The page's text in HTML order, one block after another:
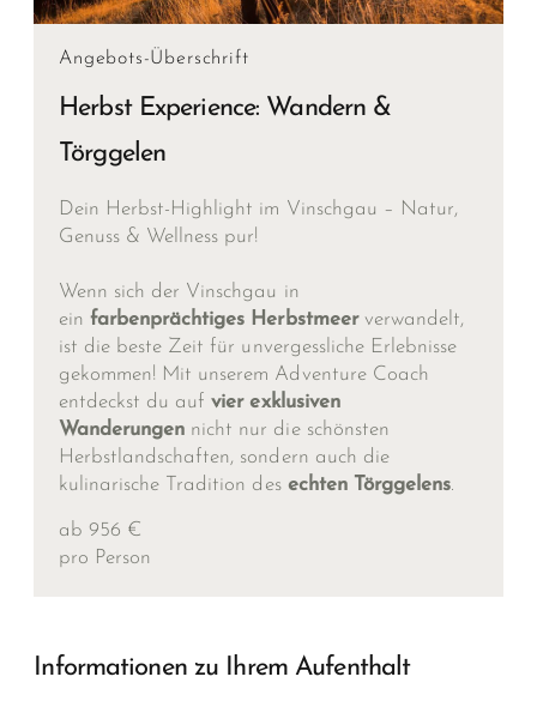
Angebots-Überschrift
Herbst Experience: Wandern &
Törggelen
Dein Herbst-Highlight im Vinschgau – Natur,
Genuss & Wellness pur!
Wenn sich der Vinschgau in
einfarbenprächtiges Herbstmeerverwandelt,
ist die beste Zeit für unvergessliche Erlebnisse
gekommen! Mit unserem Adventure Coach
entdeckst du aufvier exklusiven
Wanderungen nicht nur die schönsten
Herbstlandschaften, sondern auch die
kulinarische Tradition des echten Törggelens.
ab 956 €
pro Person
Informationen zu Ihrem Aufenthalt